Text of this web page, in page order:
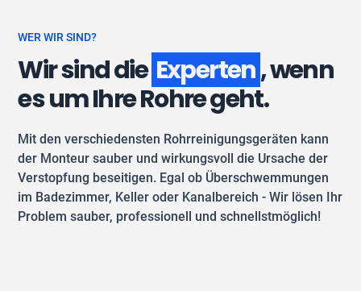
WER WIR SIND?
Wir sind die Experten, wenn
es um Ihre Rohre geht.
Mit den verschiedensten Rohrreinigungsgeräten kann
der Monteur sauber und wirkungsvoll die Ursache der
Verstopfung beseitigen. Egal ob Überschwemmungen
im Badezimmer, Keller oder Kanalbereich - Wir lösen Ihr
Problem sauber, professionell und schnellstmöglich!